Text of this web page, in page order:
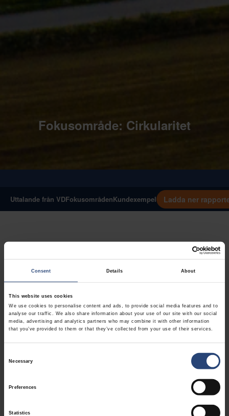
Consent Details About
This website uses cookies
We use cookies to personalise content and ads, to provide social media features and to
analyse our traffic. We also share information about your use of our site with our social
media, advertising and analytics partners who may combine it with other information
that you’ve provided to them or that they’ve collected from your use of their services.
Necessary
Preferences
Statistics
Fokusområde: Cirkularitet
Uttalande från VDFokusområdenKundexempel Ladda ner
Använd mindre,
spara mer, slösa
inte bort någonting
Vårt engagemang för cirkulär ekonomi bygger på en
helhetssyn på cirkulär ekonomi, med fokus på
materialinnovation, minskning av driftsavfall, förbättring
av hanteringen vid livslängdens slut samt utformning av
förpackningslösningar där cirkulär ekonomi står i centrum.